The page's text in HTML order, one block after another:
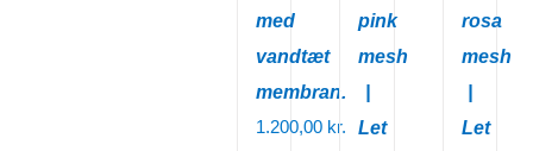
med
vandtæt
membran.
1.200,00 kr.
pink
mesh
Let
rosa
mesh
Let